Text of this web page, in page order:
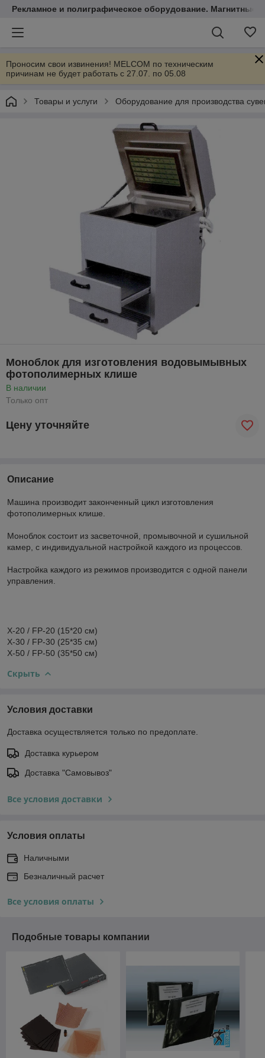
Рекламное и полиграфическое оборудование. Магнитные
Проносим свои извинения! MELCOM по техническим
причинам не будет работать с 27.07. по 05.08
Товары и услуги Оборудование для производства
Моноблок для изготовления водовымывных
фотополимерных клише
В наличии
Только опт
Цену уточняйте
Описание
Машина производит законченный цикл изготовления
фотополимерных клише.
Моноблок состоит из засветочной, промывочной и сушильной
камер, с индивидуальной настройкой каждого из процессов.
Настройка каждого из режимов производится с одной панели
управления.
X-20 / FP-20 (15*20 см)
X-30 / FP-30 (25*35 см)
X-50 / FP-50 (35*50 см)
Скрыть
Условия доставки
Доставка осуществляется только по предоплате.
Доставка курьером
Доставка "Самовывоз"
Все условия доставки
Условия оплаты
Наличными
Безналичный расчет
Все условия оплаты
Подобные товары компании